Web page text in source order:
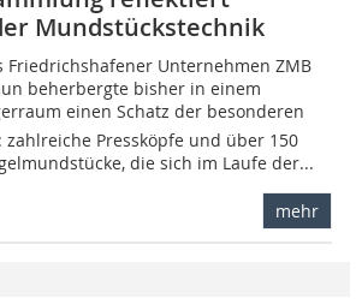
Mundstückstechnik
Friedrichshafener Unternehmen ZMB
beherbergte bisher in einem
einen Schatz der besonderen
zahlreiche Pressköpfe und über 150
die sich im Laufe der...
mehr